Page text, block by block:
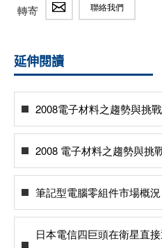
轉寄 聯絡我們
延伸閱讀
2008電子材料之趨勢與挑戰
2008 電子材料之趨勢與挑
筆記型電腦零組件市場概況
日本電信四巨頭在衛星直